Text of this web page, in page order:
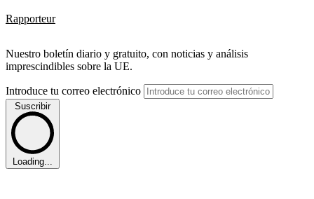
Rapporteur
Nuestro boletín diario y gratuito, con noticias y análisis
imprescindibles sobre la UE.
Introduce tu correo electrónico
Suscribir
Loading...